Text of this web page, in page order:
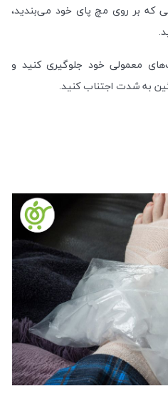
که بر روی مچ پای خود می‌بندید،
معمولی خود جلوگیری کنید و
به شدت اجتناب کنید.